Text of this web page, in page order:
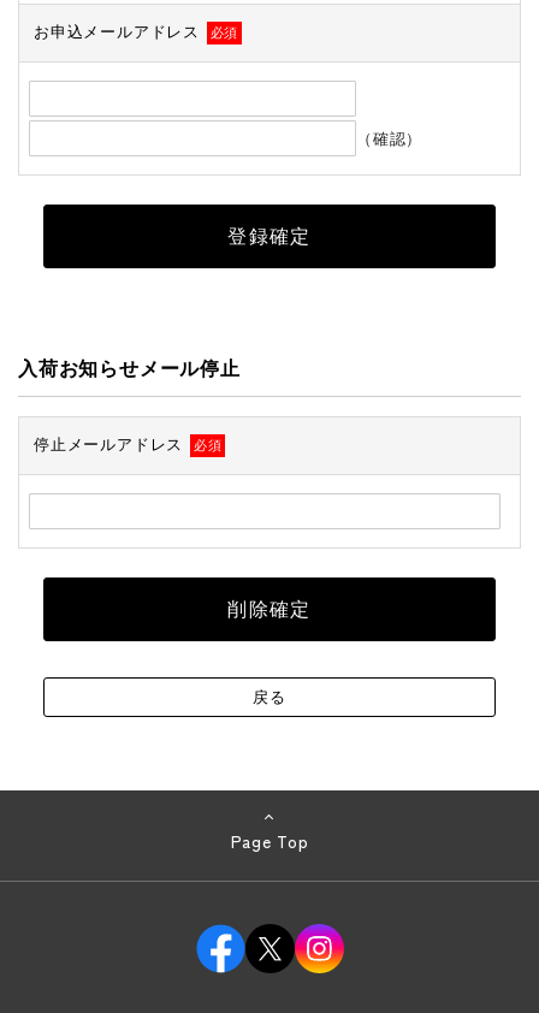
お申込メールアドレス 必須
（確認）
入荷お知らせメール停止
停止メールアドレス 必須
Page Top